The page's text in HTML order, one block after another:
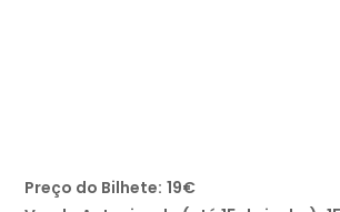
Preço do Bilhete: 19€